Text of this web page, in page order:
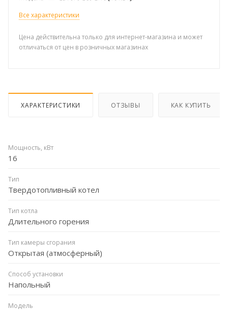
Все характеристики
Цена действительна только для интернет-магазина и может
отличаться от цен в розничных магазинах
ХАРАКТЕРИСТИКИ ОТЗЫВЫ КАК КУПИТЬ
Мощность, кВт
16
Тип
Твердотопливный котел
Тип котла
Длительного горения
Тип камеры сгорания
Открытая (атмосферный)
Способ установки
Напольный
Модель